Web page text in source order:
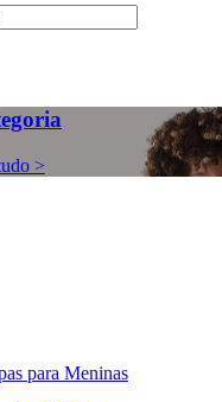
>
para Meninas